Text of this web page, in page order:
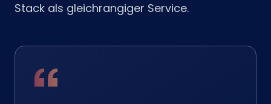
Stack als gleichrangiger Service.